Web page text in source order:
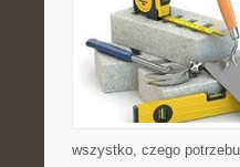
wszystko, czego